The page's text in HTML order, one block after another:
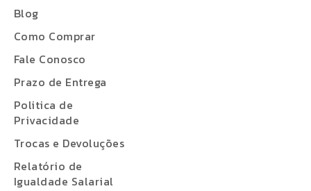
Blog
Como Comprar
Fale Conosco
Prazo de Entrega
Politica de
Privacidade
Trocas e Devoluções
Relatório de
Igualdade Salarial